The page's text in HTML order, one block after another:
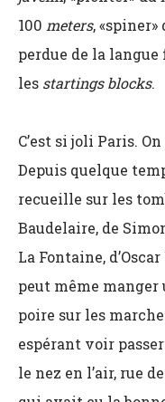
100 meters, «spiner»
perdue de la
les startings blocks.
C’est si joli Paris.
Depuis quelque
recueille sur les
Baudelaire, de
La Fontaine,
peut même
poire sur les
espérant voir
le nez en l’air, rue